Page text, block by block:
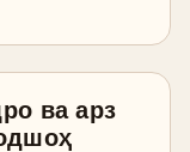
ва арз